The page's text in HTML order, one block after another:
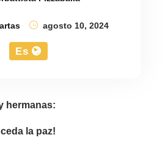
agosto 10, 2024
Es
hermanas:
la paz!